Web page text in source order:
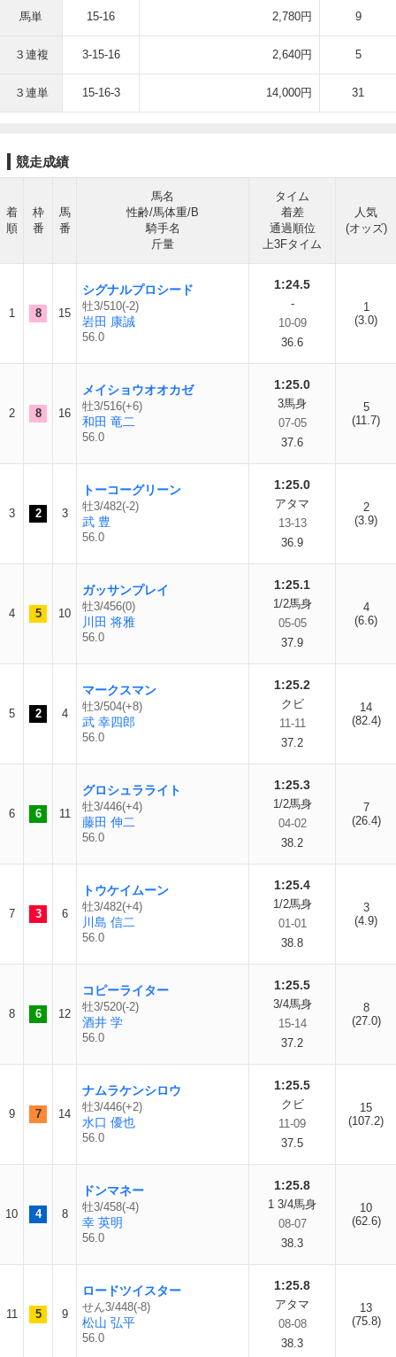
馬単 15-16 2,780円 9
３連複 3-15-16 2,640円 5
３連単 15-16-3 14,000円 31
競走成績
着
順
枠
番
馬
番
馬名
性齢/馬体重/B
騎手名
斤量
タイム
着差
通過順位
上3Fタイム
人気
(オッズ)
1 8 15
シグナルプロシード
牡3/510(-2)
岩田 康誠
56.0
1:24.5
-
10-09
36.6
1
(3.0)
2 8 16
メイショウオオカゼ
牡3/516(+6)
和田 竜二
56.0
1:25.0
3馬身
07-05
37.6
5
(11.7)
3 2 3
トーコーグリーン
牡3/482(-2)
武 豊
56.0
1:25.0
アタマ
13-13
36.9
2
(3.9)
4 5 10
ガッサンプレイ
牡3/456(0)
川田 将雅
56.0
1:25.1
1/2馬身
05-05
37.9
4
(6.6)
5 2 4
マークスマン
牡3/504(+8)
武 幸四郎
56.0
1:25.2
クビ
11-11
37.2
14
(82.4)
6 6 11
グロシュラライト
牡3/446(+4)
藤田 伸二
56.0
1:25.3
1/2馬身
04-02
38.2
7
(26.4)
7 3 6
トウケイムーン
牡3/482(+4)
川島 信二
56.0
1:25.4
1/2馬身
01-01
38.8
3
(4.9)
8 6 12
コピーライター
牡3/520(-2)
酒井 学
56.0
1:25.5
3/4馬身
15-14
37.2
8
(27.0)
9 7 14
ナムラケンシロウ
牡3/446(+2)
水口 優也
56.0
1:25.5
クビ
11-09
37.5
15
(107.2)
10 4 8
ドンマネー
牡3/458(-4)
幸 英明
56.0
1:25.8
1 3/4馬身
08-07
38.3
10
(62.6)
11 5 9
ロードツイスター
せん3/448(-8)
松山 弘平
56.0
1:25.8
アタマ
08-08
38.3
13
(75.8)